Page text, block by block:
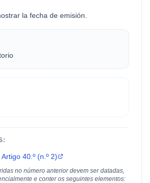
la fecha de emisión.
40.º (n.º 2)
no número anterior devem ser datadas,
e conter os seguintes elementos: